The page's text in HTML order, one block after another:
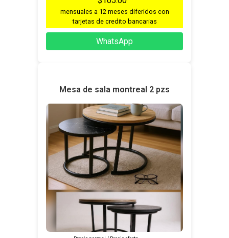
mensuales a 12 meses diferidos con
tarjetas de credito bancarias
WhatsApp
Mesa de sala montreal 2 pzs